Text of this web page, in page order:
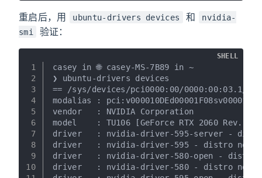
重启后，用 ubuntu-drivers devices 和
nvidia-
smi
验证：
1
2
3
4
5
6
7
8
9
10
casey in 🌐 casey-MS-7B89 in ~
❯ ubuntu-drivers devices
== /sys/devices/pci0000:00/0000:00:03.1/
modalias :
vendor   : NVIDIA Corporation
model    : TU106 [GeForce RTX 2060 Rev. A]
driver   : nvidia-driver-595-server -
driver   : nvidia-driver-595 - distro non-
driver   : nvidia-driver-580-open - distro
driver   : nvidia-driver-580 - distro non-
SHELL